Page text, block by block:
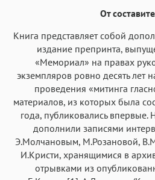
Аа
San Francisco
Аа Аа
Аа
Courier
Аа
Courier New
От
Книга представляет собой
издание препринта,
«Мемориал» на правах
экземпляров ровно десять лет
проведения «митинга
материалов, из которых была
года, публиковались
дополнили записями
Э.Молчановым, М.Розановой,
И.Кристи, хранящимися в
отрывками из